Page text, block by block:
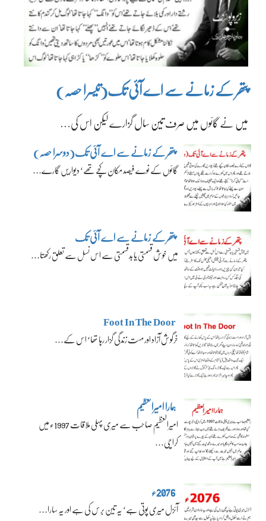
پتھر کے زمانے سے اے آئی تک(تیسرا حصہ)
میں نے گائوں میں صرف تین سال گزارے لیکن اس کی…
پتھر کے زمانے سے اے آئی تک(دوسرا حصہ)
گائوں کے نوے فیصد مکان کچے تھے‘ دیواریں گارے…
پتھر کے زمانے سے اے آئی تک
میں خوش قسمتی یا بدقسمتی سے اس نسل سے تعلق رکھتا…
Foot In The Door
خرگوش آزاد اور مست زندگی گزار رہا تھا‘ اس کے…
ہمارا امیرالعظیم
امیرالعظیم صاحب سے میری پہلی ملاقات 1997ء میں
کراچی…
2076ء
آئزل میری پوتی ہے‘ یہ تین برس کی ہے اور یہ سارا…